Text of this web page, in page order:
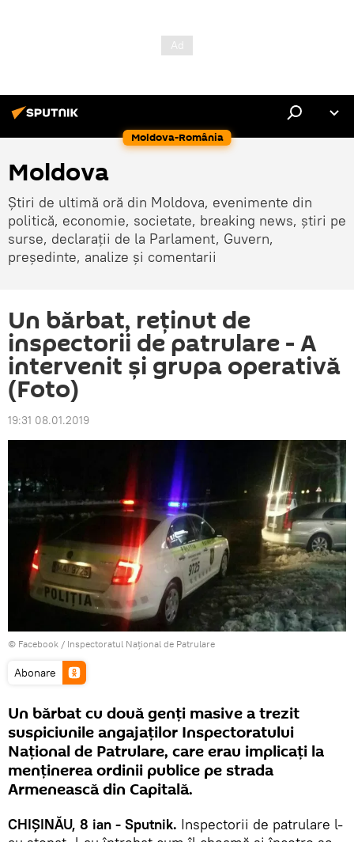
Moldova-România
Moldova
Știri de ultimă oră din Moldova, evenimente din
politică, economie, societate, breaking news, știri pe
surse, declarații de la Parlament, Guvern,
președinte, analize și comentarii
Un bărbat, reținut de
inspectorii de patrulare - A
intervenit și grupa operativă
(Foto)
19:31 08.01.2019
© Facebook / Inspectoratul Național de Patrulare
Abonare
Un bărbat cu două genți masive a trezit
suspiciunile angajaților Inspectoratului
Național de Patrulare, care erau implicați la
menținerea ordinii publice pe strada
Armenească din Capitală.
CHIȘINĂU, 8 ian - Sputnik. Inspectorii de patrulare l-